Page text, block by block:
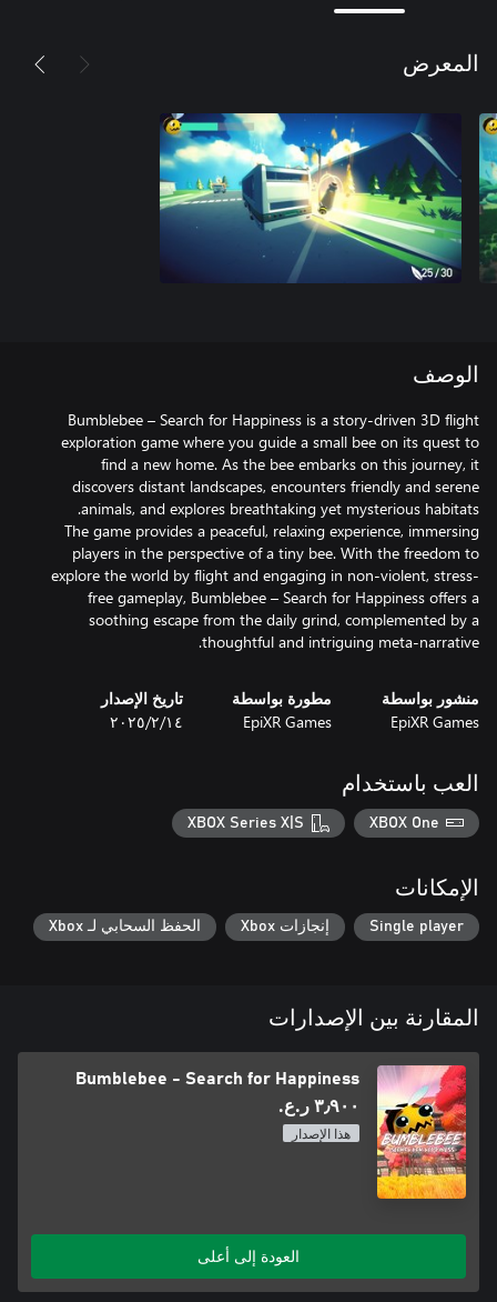
المعرض
الوصف
Bumblebee – Search for Happiness is a story-driven 3D flight
exploration game where you guide a small bee on its quest to
find a new home. As the bee embarks on this journey, it
discovers distant landscapes, encounters friendly and serene
The game provides a peaceful, relaxing experience, immersing
players in the perspective of a tiny bee. With the freedom to
explore the world by flight and engaging in non-violent, stress-
free gameplay, Bumblebee – Search for Happiness offers a
soothing escape from the daily grind, complemented by a
thoughtful and intriguing meta-narrative.
منشور بواسطة
EpiXR Games
مطورة بواسطة
EpiXR Games
تاريخ الإصدار
١٤‏/٢‏/٢٠٢٥
العب باستخدام
XBOX One
XBOX Series X|S
الإمكانات
Single player إنجازات Xbox الحفظ السحابي لـ Xbox
المقارنة بين الإصدارات
Bumblebee - Search for Happiness
٣٫٩٠٠ ر.ع.‏
هذا الإصدار
العودة إلى أعلى